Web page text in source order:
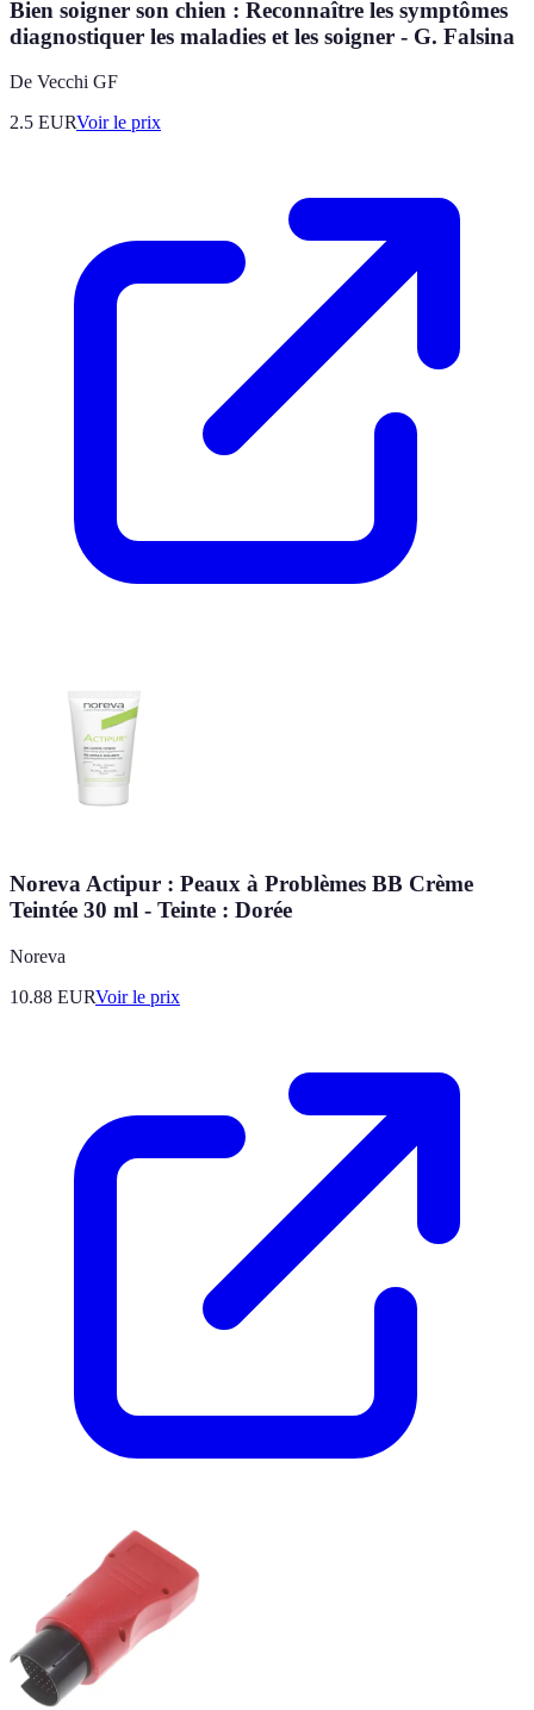
Bien soigner son chien : Reconnaître les symptômes
diagnostiquer les maladies et les soigner - G. Falsina
De Vecchi GF
2.5 EURVoir le prix
Noreva Actipur : Peaux à Problèmes BB Crème
Teintée 30 ml - Teinte : Dorée
Noreva
10.88 EURVoir le prix